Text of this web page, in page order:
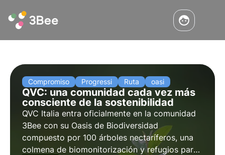
Compromiso Progressi Ruta oasi
QVC: una comunidad cada vez más
consciente de la sostenibilidad
QVC Italia entra oficialmente en la comunidad
3Bee con su Oasis de Biodiversidad
compuesto por 100 árboles nectaríferos, una
colmena de biomonitorización y refugios para